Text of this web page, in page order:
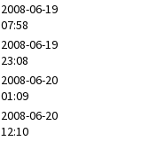
2008-06-19
07:58
2008-06-19
23:08
2008-06-20
01:09
2008-06-20
12:10